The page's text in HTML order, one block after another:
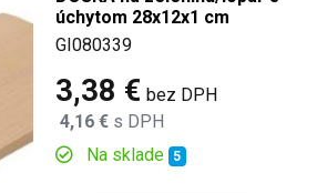
úchytom 28x12x1 cm
GI080339
3,38 € bez DPH
4,16 € s DPH
Na sklade
5